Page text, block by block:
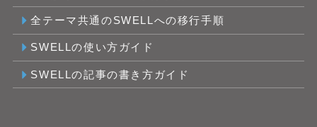
全テーマ共通のSWELLへの移行手順
SWELLの使い方ガイド
SWELLの記事の書き方ガイド